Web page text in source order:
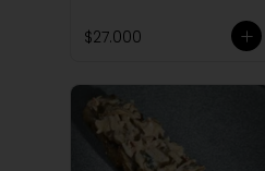
$27.000